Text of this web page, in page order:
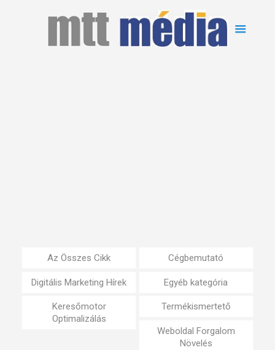
Az Összes Cikk Cégbemutató
Digitális Marketing Hírek Egyéb kategória
Keresőmotor
Optimalizálás
Termékismertető
Weboldal Forgalom
Növelés